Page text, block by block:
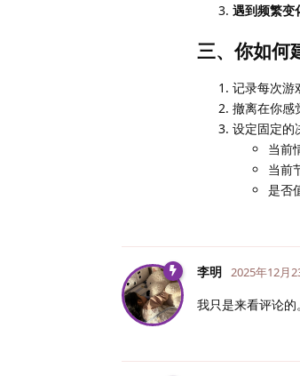
遇到频繁变
三、你如何
记录每次游
撤离在你感
设定固定的
当前
当前
是否
李明 2025年12月
我只是来看评论的。